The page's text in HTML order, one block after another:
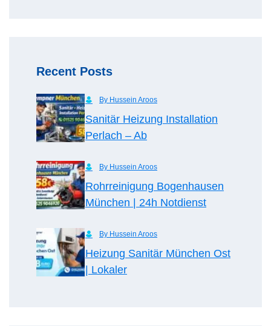
Recent Posts
By Hussein Aroos
Sanitär Heizung Installation
Perlach – Ab
By Hussein Aroos
Rohrreinigung Bogenhausen
München | 24h Notdienst
By Hussein Aroos
Heizung Sanitär München Ost
| Lokaler